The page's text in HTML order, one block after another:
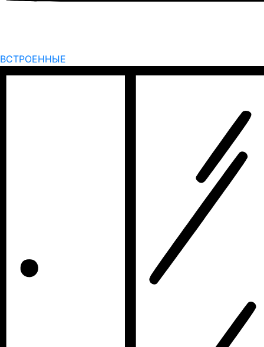
ВСТРОЕННЫЕ